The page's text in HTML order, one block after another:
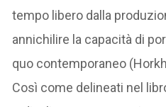
tempo libero dalla
annichilire la capacità di
quo contemporaneo
Così come delineati nel